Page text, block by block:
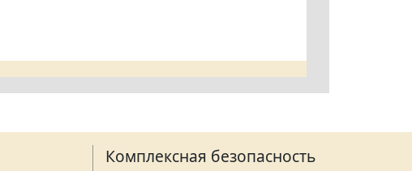
Комплексная безопасность